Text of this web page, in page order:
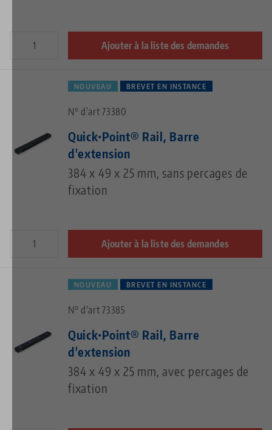
Ajouter à la liste des demandes
NOUVEAU BREVET EN INSTANCE
N° d'art 73380
Quick•Point® Rail, Barre
d'extension
384 x 49 x 25 mm, sans percages de
fixation
Ajouter à la liste des demandes
NOUVEAU BREVET EN INSTANCE
N° d'art 73385
Quick•Point® Rail, Barre
d'extension
384 x 49 x 25 mm, avec percages de
fixation